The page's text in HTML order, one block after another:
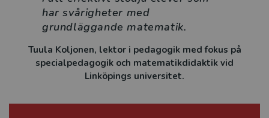
har svårigheter med
grundläggande matematik.
Tuula Koljonen, lektor i pedagogik med fokus på
specialpedagogik och matematikdidaktik vid
Linköpings universitet.